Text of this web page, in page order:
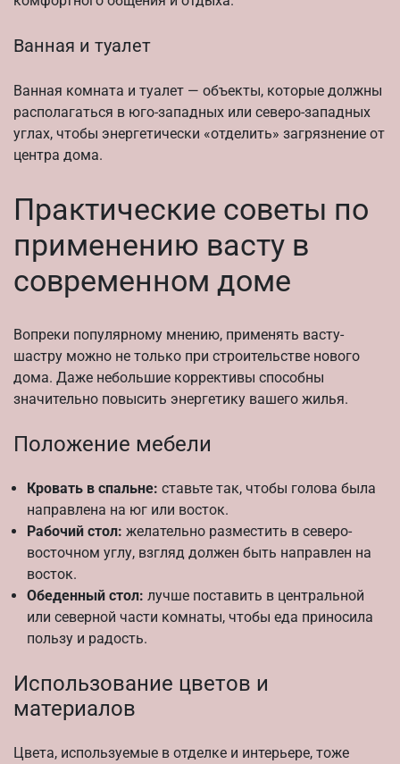
Ванная и туалет
Ванная комната и туалет — объекты, которые должны
располагаться в юго-западных или северо-западных
углах, чтобы энергетически «отделить» загрязнение от
центра дома.
Практические советы по
применению васту в
современном доме
Вопреки популярному мнению, применять васту-
шастру можно не только при строительстве нового
дома. Даже небольшие коррективы способны
значительно повысить энергетику вашего жилья.
Положение мебели
Кровать в спальне: ставьте так, чтобы голова была
направлена на юг или восток.
Рабочий стол: желательно разместить в северо-
восточном углу, взгляд должен быть направлен на
восток.
Обеденный стол: лучше поставить в центральной
или северной части комнаты, чтобы еда приносила
пользу и радость.
Использование цветов и
материалов
Цвета, используемые в отделке и интерьере, тоже